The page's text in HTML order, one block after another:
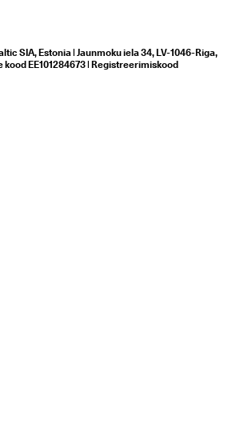
SIA, Estonia | Jaunmoku iela 34, LV-1046-Riga,
kood EE101284673 | Registreerimiskood